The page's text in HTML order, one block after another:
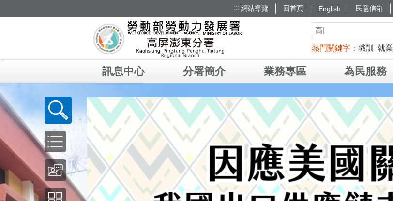
::: 網站導覽 回首頁 English 民意信箱
熱門關鍵字 職訓 就業
訊息中心 分署簡介 業務專區 為民服務
:::